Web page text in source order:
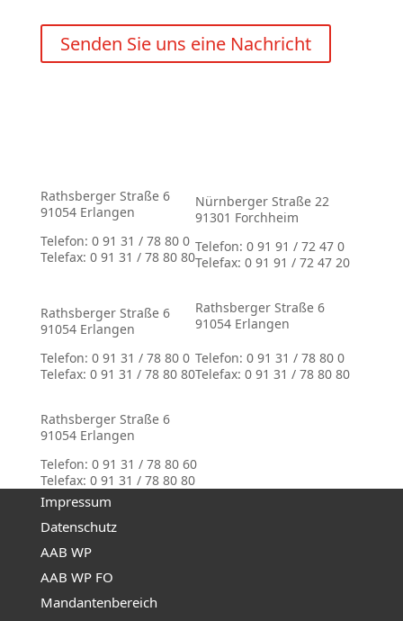
Senden Sie uns eine Nachricht
Rathsberger Straße 6
91054 Erlangen
Telefon: 0 91 31 / 78 80 0
Telefax: 0 91 31 / 78 80 80
Nürnberger Straße 22
91301 Forchheim
Telefon: 0 91 91 / 72 47 0
Telefax: 0 91 91 / 72 47 20
Rathsberger Straße 6
91054 Erlangen
Telefon: 0 91 31 / 78 80 0
Telefax: 0 91 31 / 78 80 80
Rathsberger Straße 6
91054 Erlangen
Telefon: 0 91 31 / 78 80 0
Telefax: 0 91 31 / 78 80 80
Rathsberger Straße 6
91054 Erlangen
Telefon: 0 91 31 / 78 80 60
Telefax: 0 91 31 / 78 80 80
Impressum
Datenschutz
AAB WP
AAB WP FO
Mandantenbereich